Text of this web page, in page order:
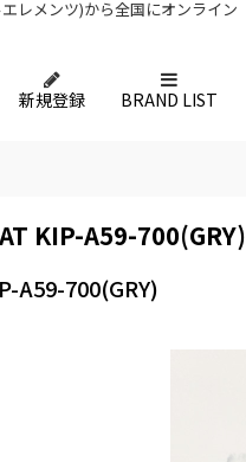
エレメンツ)から全国にオンライン
新規登録 BRAND LIST
KIP-A59-700(GRY)
A59-700(GRY)